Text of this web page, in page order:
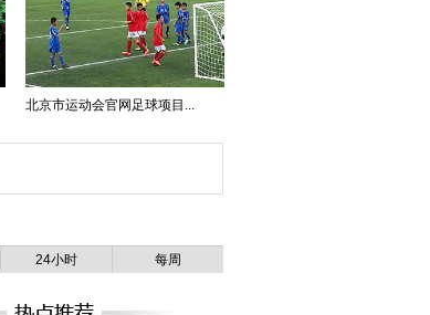
北京市运动会官网足球项目...
24小时 每周